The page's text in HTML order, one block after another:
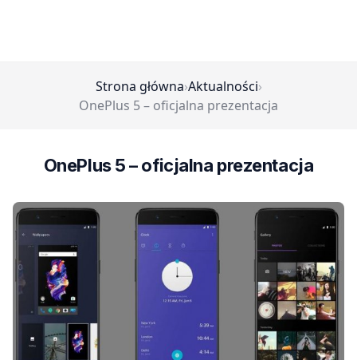
Strona główna›Aktualności›
OnePlus 5 – oficjalna prezentacja
OnePlus 5 – oficjalna prezentacja